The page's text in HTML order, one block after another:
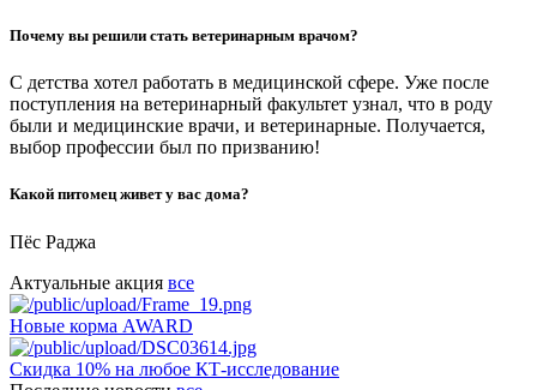
Почему вы решили стать ветеринарным врачом?
С детства хотел работать в медицинской сфере. Уже после
поступления на ветеринарный факультет узнал, что в роду
были и медицинские врачи, и ветеринарные. Получается,
выбор профессии был по призванию!
Какой питомец живет у вас дома?
Пёс Раджа
Актуальные акция все
Новые корма AWARD
Скидка 10% на любое КТ-исследование